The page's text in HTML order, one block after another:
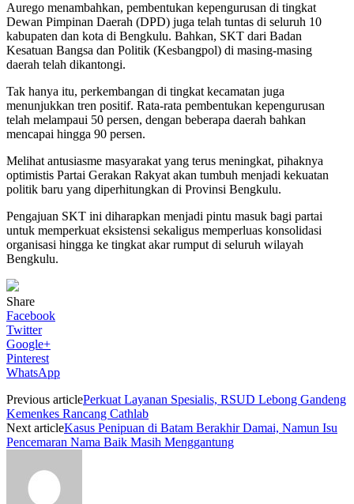
Aurego menambahkan, pembentukan kepengurusan di tingkat
Dewan Pimpinan Daerah (DPD) juga telah tuntas di seluruh 10
kabupaten dan kota di Bengkulu. Bahkan, SKT dari Badan
Kesatuan Bangsa dan Politik (Kesbangpol) di masing-masing
daerah telah dikantongi.
Tak hanya itu, perkembangan di tingkat kecamatan juga
menunjukkan tren positif. Rata-rata pembentukan kepengurusan
telah melampaui 50 persen, dengan beberapa daerah bahkan
mencapai hingga 90 persen.
Melihat antusiasme masyarakat yang terus meningkat, pihaknya
optimistis Partai Gerakan Rakyat akan tumbuh menjadi kekuatan
politik baru yang diperhitungkan di Provinsi Bengkulu.
Pengajuan SKT ini diharapkan menjadi pintu masuk bagi partai
untuk memperkuat eksistensi sekaligus memperluas konsolidasi
organisasi hingga ke tingkat akar rumput di seluruh wilayah
Bengkulu.
Share
Facebook
Twitter
Google+
Pinterest
WhatsApp
Previous articlePerkuat Layanan Spesialis, RSUD Lebong Gandeng
Kemenkes Rancang Cathlab
Next articleKasus Penipuan di Batam Berakhir Damai, Namun Isu
Pencemaran Nama Baik Masih Menggantung